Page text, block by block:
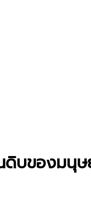
ดิบของมนุ